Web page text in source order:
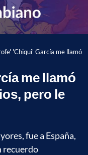
'Chiqui' García me llamó
me llamó
pero le
fue a España,
recuerdo